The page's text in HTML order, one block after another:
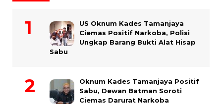
US Oknum Kades Tamanjaya
Ciemas Positif Narkoba, Polisi
Ungkap Barang Bukti Alat Hisap
Sabu
Oknum Kades Tamanjaya Positif
Sabu, Dewan Batman Soroti
Ciemas Darurat Narkoba